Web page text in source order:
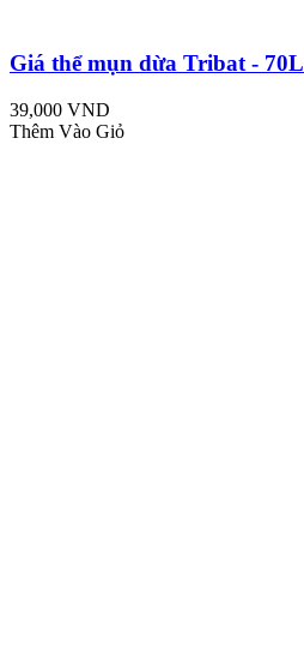
Giá thể mụn dừa Tribat - 70L
39,000 VND
Thêm Vào Giỏ